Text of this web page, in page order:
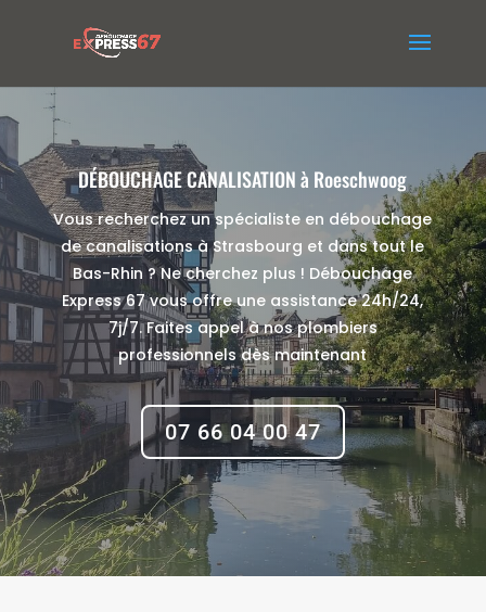
DÉBOUCHAGE CANALISATION à Roeschwoog
Vous recherchez un spécialiste en débouchage
de canalisations à Strasbourg et dans tout le
Bas-Rhin ? Ne cherchez plus ! Débouchage
Express 67 vous offre une assistance 24h/24,
7j/7. Faites appel à nos plombiers
professionnels dès maintenant
07 66 04 00 47